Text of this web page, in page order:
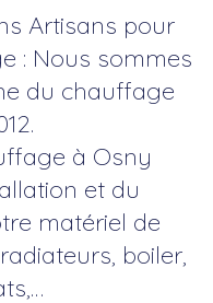
Artisans pour
: Nous sommes
du chauffage
à Osny
et du
matériel de
boiler,